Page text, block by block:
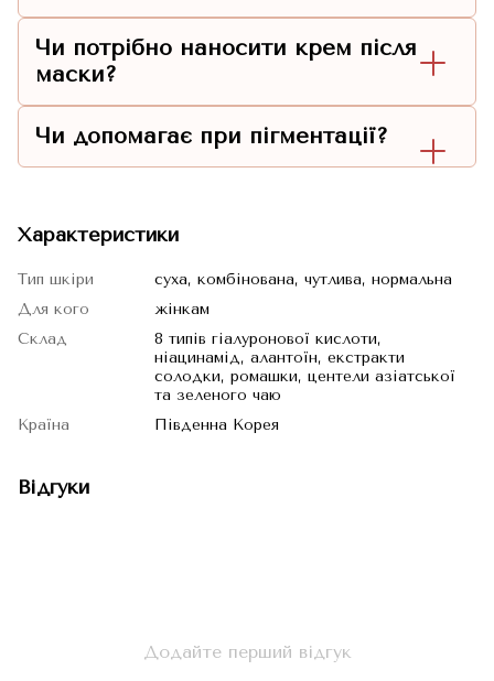
Чи потрібно наносити крем після
маски?
Чи допомагає при пігментації?
Характеристики
Тип шкіри
суха, комбінована, чутлива, нормальна
Для кого
жінкам
Склад
8 типів гіалуронової кислоти,
ніацинамід, алантоїн, екстракти
солодки, ромашки, центели азіатської
та зеленого чаю
Країна
Південна Корея
Відгуки
Додайте перший відгук